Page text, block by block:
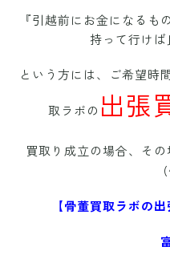
『引越前にお金になるも
持って行けば
という方には、ご希望時
取ラボの 出張
買取り成立の場合、そ
【骨董買取ラボの